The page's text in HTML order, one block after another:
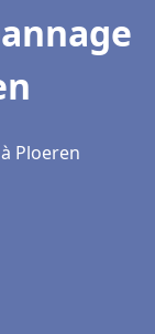
Ploeren